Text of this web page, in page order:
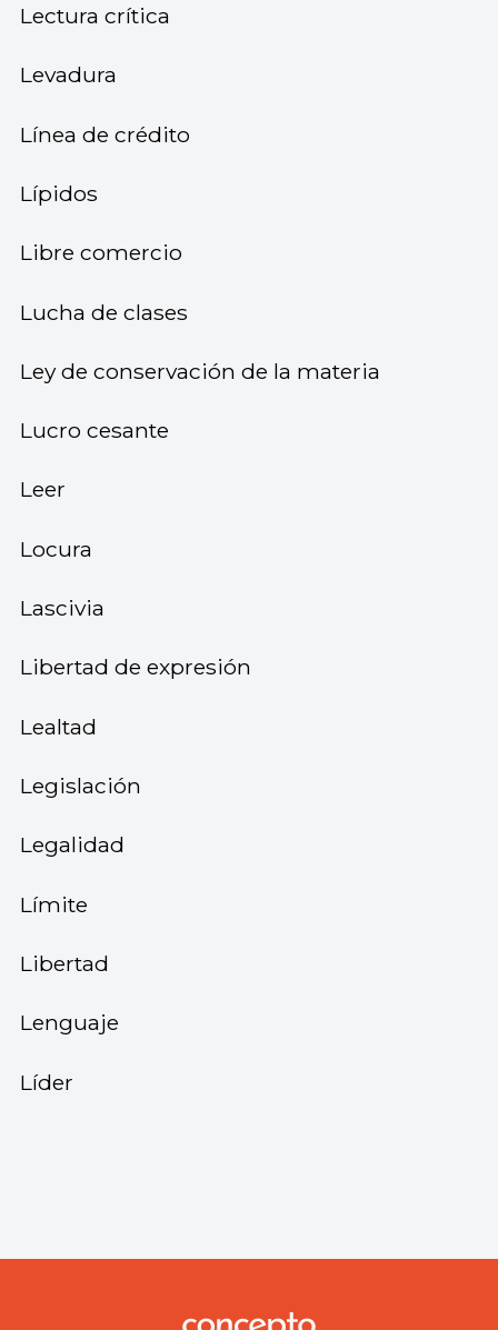
Lectura crítica
Levadura
Línea de crédito
Lípidos
Libre comercio
Lucha de clases
Ley de conservación de la materia
Lucro cesante
Leer
Locura
Lascivia
Libertad de expresión
Lealtad
Legislación
Legalidad
Límite
Libertad
Lenguaje
Líder